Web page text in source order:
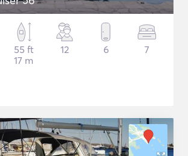
55 ft
17 m
12 6 7